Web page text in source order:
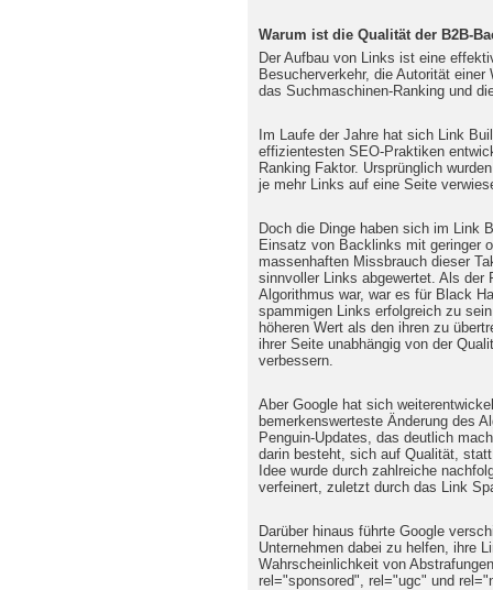
Warum ist die Qualität der B2B-
Der Aufbau von Links ist eine
Besucherverkehr, die Autorität
das Suchmaschinen-Ranking und
Im Laufe der Jahre hat sich Link
effizientesten SEO-Praktiken
Ranking Faktor. Ursprünglich
je mehr Links auf eine Seite
Doch die Dinge haben sich im Link
Einsatz von Backlinks mit geringer
massenhaften Missbrauch dieser
sinnvoller Links abgewertet. Als der
Algorithmus war, war es für Black
spammigen Links erfolgreich zu
höheren Wert als den ihren zu
ihrer Seite unabhängig von der
verbessern.
Aber Google hat sich
bemerkenswerteste Änderung des
Penguin-Updates, das deutlich
darin besteht, sich auf Qualität,
Idee wurde durch zahlreiche
verfeinert, zuletzt durch das Link
Darüber hinaus führte Google
Unternehmen dabei zu helfen, ihre
Wahrscheinlichkeit von
rel="sponsored", rel="ugc" und